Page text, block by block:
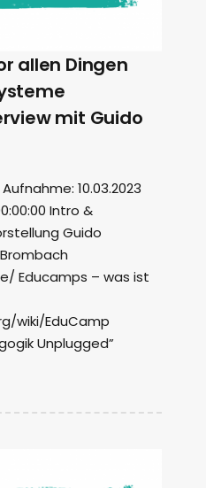
allen Dingen
mit Guido
10.03.2023
Intro &
Guido
Educamps – was ist
wiki/EduCamp
Unplugged”